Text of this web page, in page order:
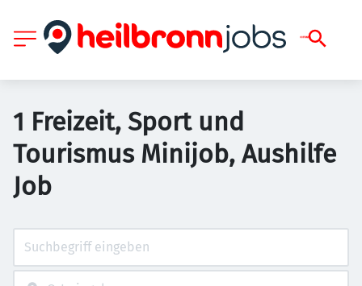
1 Freizeit, Sport und
Tourismus Minijob, Aushilfe
Job